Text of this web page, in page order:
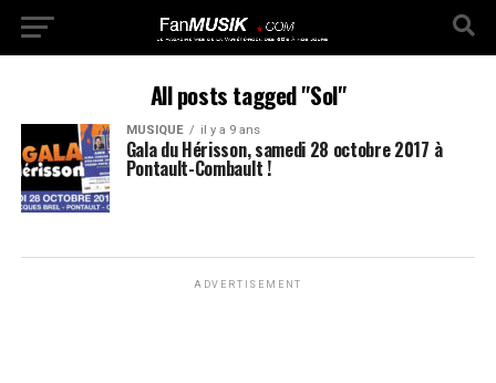
All posts tagged "Sol"
MUSIQUE il y a 9 ans
Gala du Hérisson, samedi 28 octobre 2017 à
Pontault-Combault !
ADVERTISEMENT